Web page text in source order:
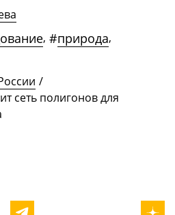
, #природа,
/
сеть полигонов для